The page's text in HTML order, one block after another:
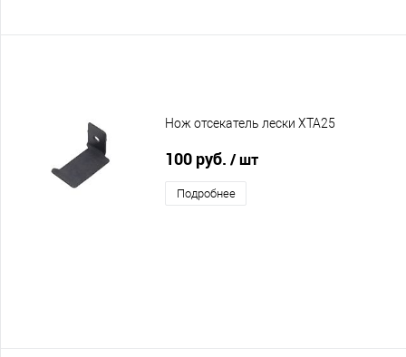
Нож отсекатель лески XTA25
100 руб. / шт
Подробнее